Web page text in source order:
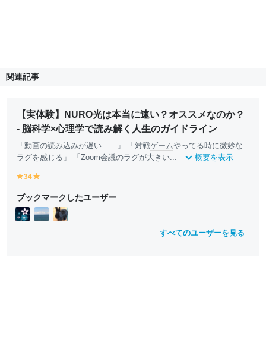
関連記事
【実体験】NURO光は本当に速い？オススメなのか？
- 脳科学×心理学で読み解く人生のガイドライン
「動画の読み込みが遅い……」 「対戦ゲームやってる時に微妙な
ラグを感じる」 「Zoom会議のラグが大きい...
概要を表示
y
ll
o
w
34
ll
o
w
ブックマークしたユーザー
すべてのユーザーを見る